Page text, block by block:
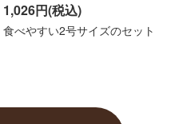
1,026円(税込)
食べやすい2号サイズのセット